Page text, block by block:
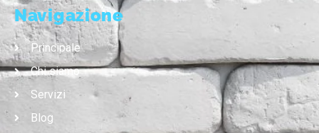
Navigazione
Principale
Chi siamo
Servizi
Blog